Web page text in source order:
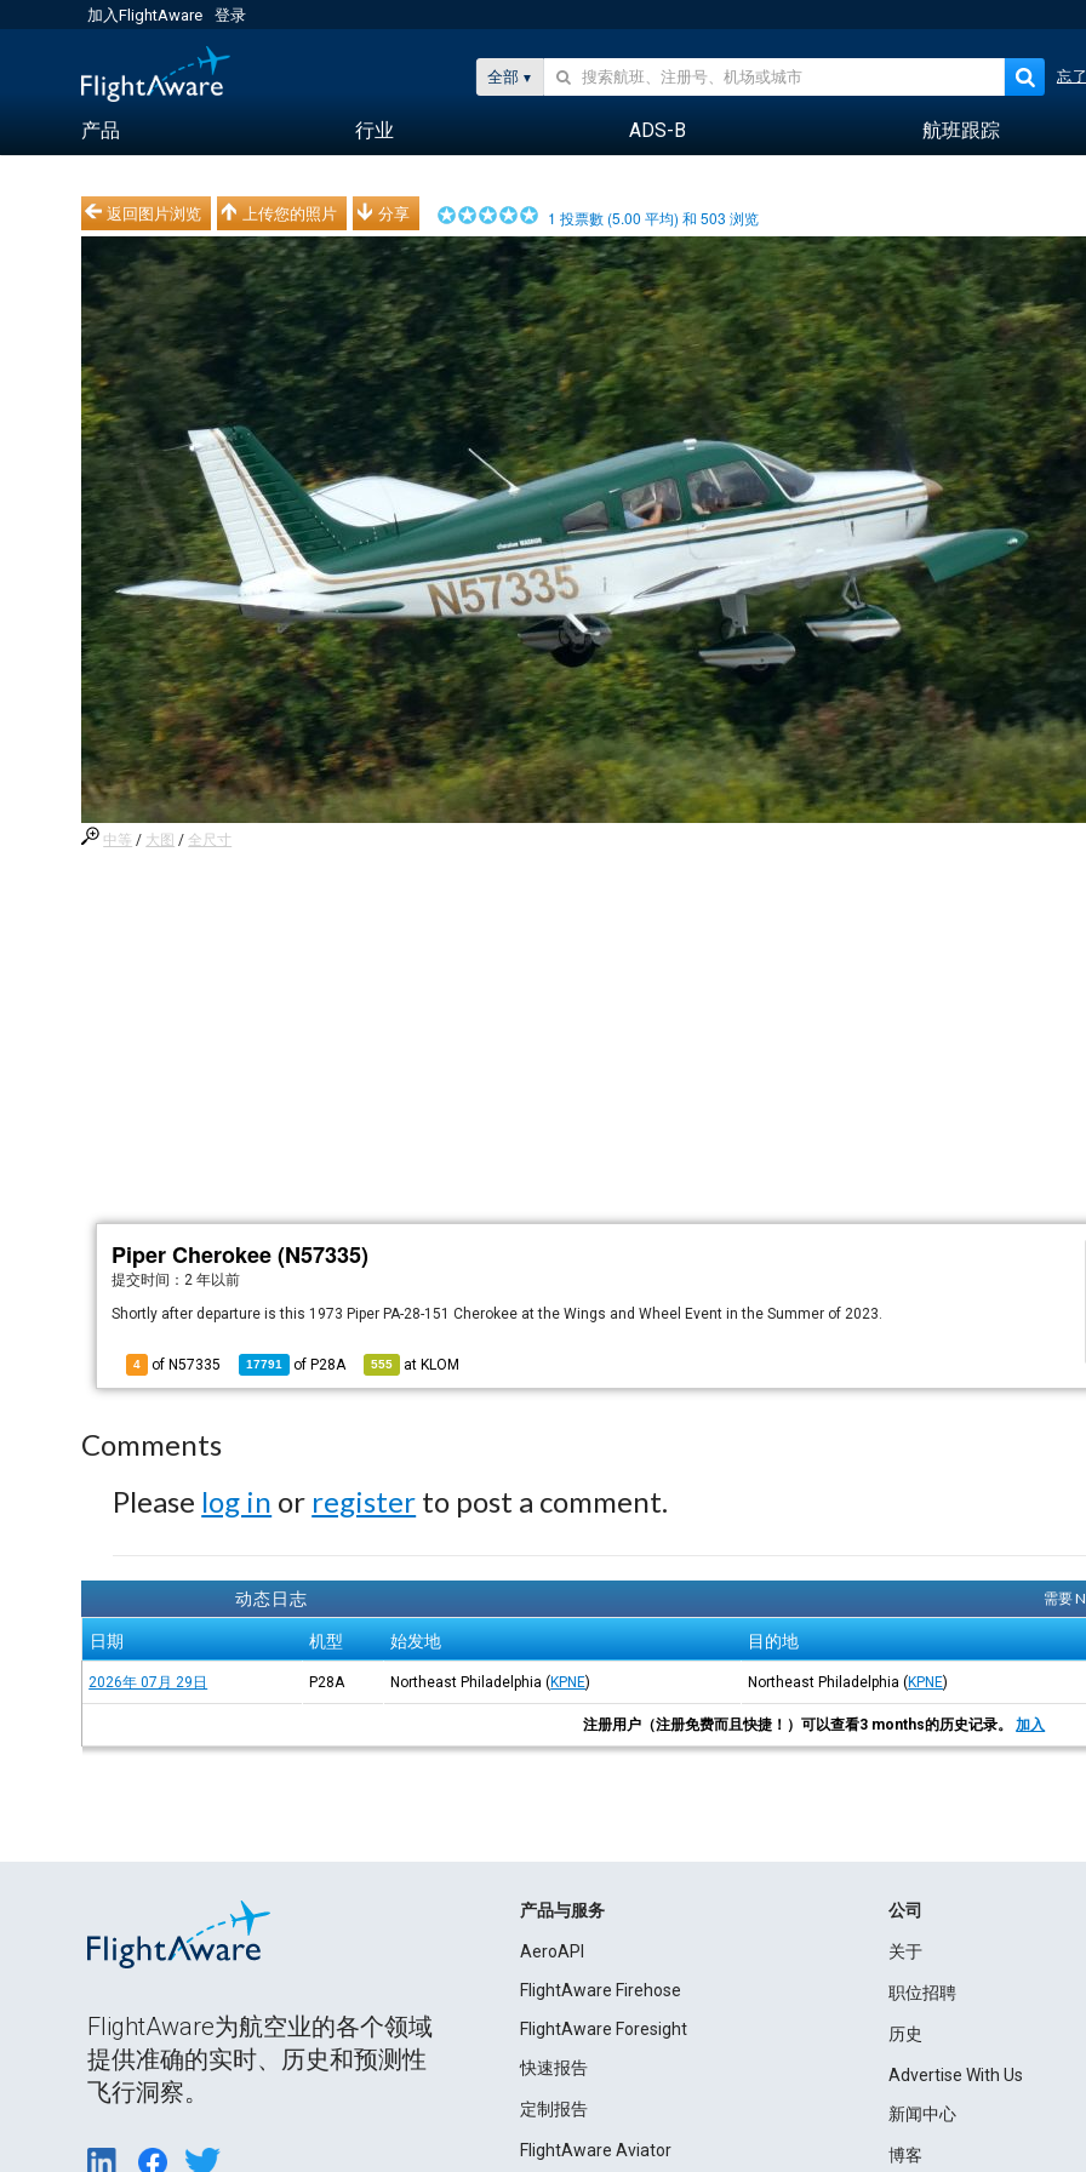
加入FlightAware 登录
全部 忘
产品 行业 ADS-B 航班跟踪
返回图片浏览 上传您的照片 分享 1 投票數 (5.00 平均) 和503 浏览
中等 / 大图 / 全尺寸
Piper Cherokee (N57335)
提交时间：2 年以前
Shortly after departure is this 1973 Piper PA-28-151 Cherokee at the Wings and Wheel Event in the Summer of 2023.
4 of N57335 17791 of P28A 555 at KLOM
Comments
Please log in or register to post a comment.
动态日志 需要
日期 机型 始发地 目的地
2026年 07月 29日 P28A Northeast Philadelphia (KPNE) Northeast Philadelphia (KPNE)
注册用户（注册免费而且快捷！）可以查看3 months的历史记录。加入
FlightAware为航空业的各个领域
提供准确的实时、历史和预测性
飞行洞察。
产品与服务
AeroAPI
FlightAware Firehose
FlightAware Foresight
快速报告
定制报告
FlightAware Aviator
公司
关于
职位招聘
历史
Advertise With Us
新闻中心
博客